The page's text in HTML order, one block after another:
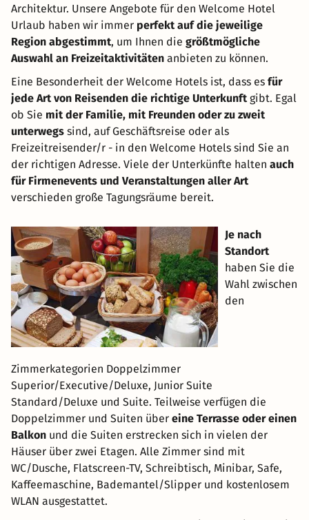
Architektur. Unsere Angebote für den Welcome Hotel
Urlaub haben wir immer perfekt auf die jeweilige
Region abgestimmt, um Ihnen die größtmögliche
Auswahl an Freizeitaktivitäten anbieten zu können.
Eine Besonderheit der Welcome Hotels ist, dass es für
jede Art von Reisenden die richtige Unterkunftgibt. Egal
ob Sie mit der Familie, mit Freunden oder zu zweit
unterwegs sind, auf Geschäftsreise oder als
Freizeitreisender/r - in den Welcome Hotels sind Sie an
der richtigen Adresse. Viele der Unterkünfte halten auch
für Firmenevents und Veranstaltungen aller Art
verschieden große Tagungsräume bereit.
Je nach
Standort
haben Sie die
Wahl zwischen
den
Zimmerkategorien Doppelzimmer
Superior/Executive/Deluxe, Junior Suite
Standard/Deluxe und Suite. Teilweise verfügen die
Doppelzimmer und Suiten über eine Terrasse oder einen
Balkon und die Suiten erstrecken sich in vielen der
Häuser über zwei Etagen. Alle Zimmer sind mit
WC/Dusche, Flatscreen-TV, Schreibtisch, Minibar, Safe,
Kaffeemaschine, Bademantel/Slipper und kostenlosem
WLAN ausgestattet.